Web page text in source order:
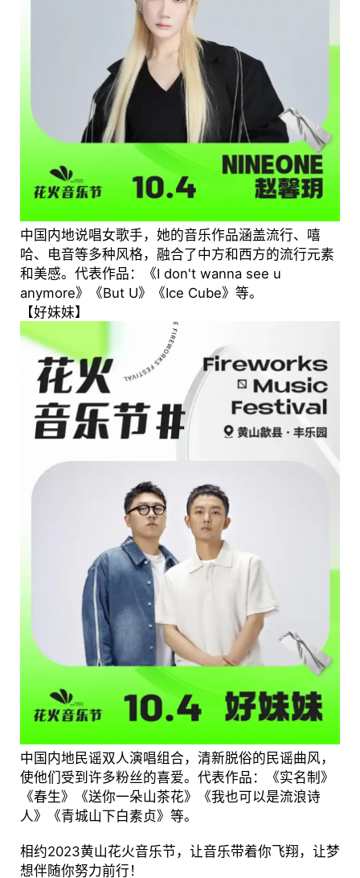
中国内地说唱女歌手，她的音乐作品涵盖流行、嘻
哈、电音等多种风格，融合了中方和西方的流行元素
和美感。代表作品：《I don't wanna see u
anymore》《But U》《Ice Cube》等。
【好妹妹】
中国内地民谣双人演唱组合，清新脱俗的民谣曲风，
使他们受到许多粉丝的喜爱。代表作品：《实名制》
《春生》《送你一朵山茶花》《我也可以是流浪诗
人》《青城山下白素贞》等。
相约2023黄山花火音乐节，让音乐带着你飞翔，让梦
想伴随你努力前行！